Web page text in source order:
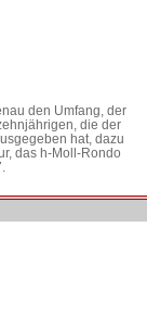
den Umfang, der
die der
hat, dazu
das h-Moll-Rondo